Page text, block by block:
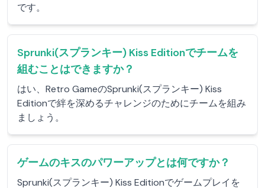
です。
Sprunki(スプランキー) Kiss Editionでチームを
組むことはできますか？
はい、Retro GameのSprunki(スプランキー) Kiss
Editionで絆を深めるチャレンジのためにチームを組み
ましょう。
ゲームのキスのパワーアップとは何ですか？
Sprunki(スプランキー) Kiss Editionでゲームプレイを